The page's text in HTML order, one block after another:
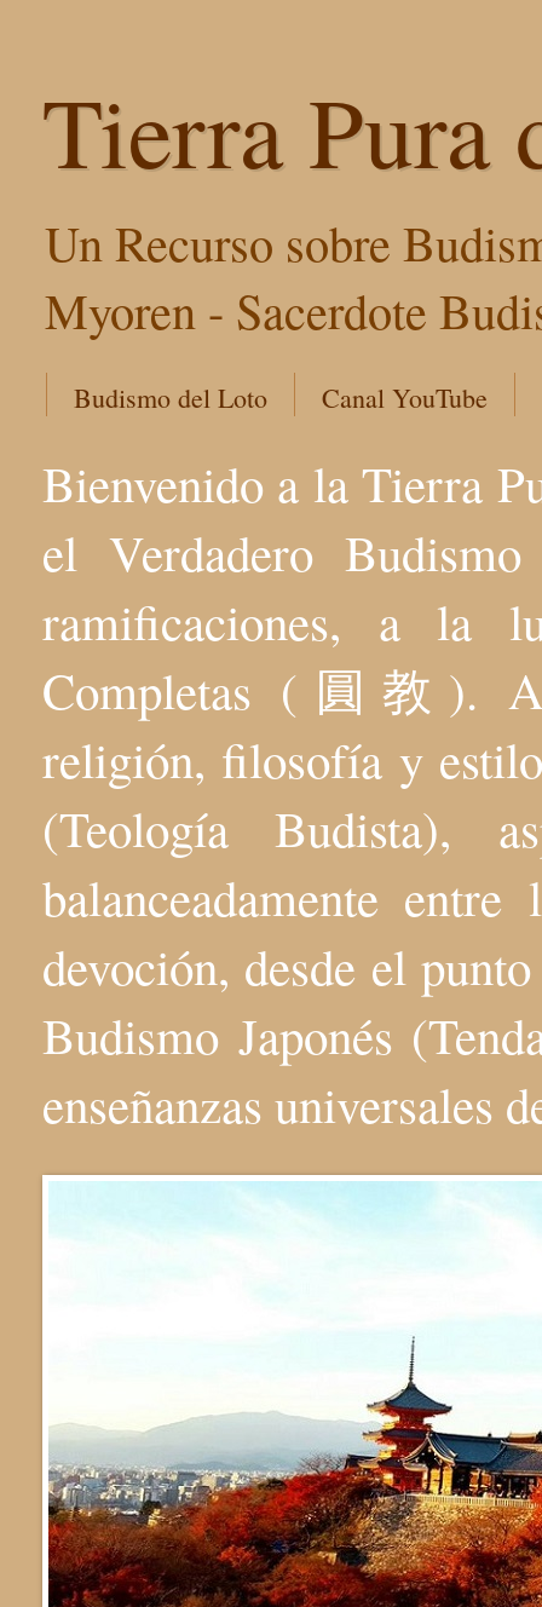
Tierra Pura
Un Recurso sobre
Myoren - Sacerdote
Budismo del Loto Canal YouTube
Bienvenido a la Tierra
el Verdadero
ramificaciones, a la
Completas (圓教).
religión, filosofía y
(Teología Budista),
balanceadamente
devoción, desde el
Budismo Japonés
enseñanzas universales